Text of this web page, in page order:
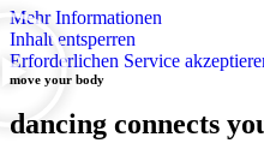
Mehr Informationen
Inhalt entsperren
Erforderlichen Service
move your body
dancing connects